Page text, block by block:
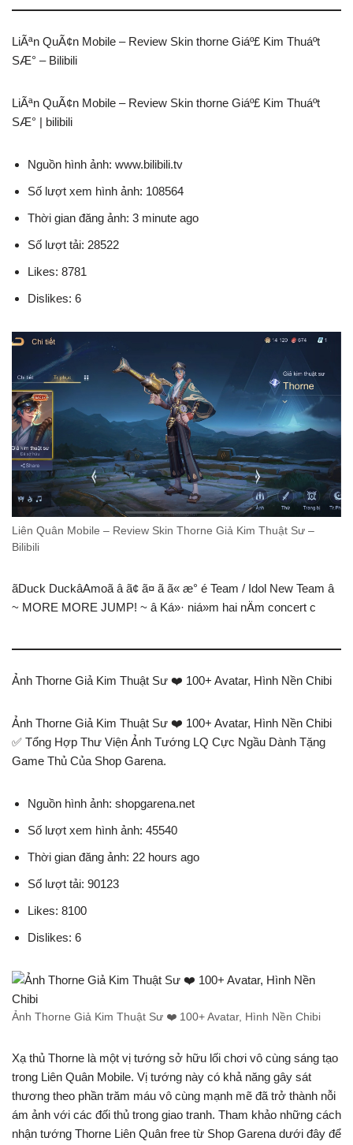
LiÃªn QuÃ¢n Mobile – Review Skin thorne Giáº£ Kim Thuáº­t
SÆ° – Bilibili
LiÃªn QuÃ¢n Mobile – Review Skin thorne Giáº£ Kim Thuáº­t
SÆ° | bilibili
Nguồn hình ảnh: www.bilibili.tv
Số lượt xem hình ảnh: 108564
Thời gian đăng ảnh: 3 minute ago
Số lượt tải: 28522
Likes: 8781
Dislikes: 6
Liên Quân Mobile – Review Skin Thorne Giả Kim Thuật Sư –
Bilibili
ãDuck DuckâAmoã â­ ã¢ ã¤ ã ã« æ° é­ Team / Idol New Team â­
~ MORE MORE JUMP! ~ â­ Ká»· niá»m hai nÄm concert c
Ảnh Thorne Giả Kim Thuật Sư ❤️️ 100+ Avatar, Hình Nền Chibi
Ảnh Thorne Giả Kim Thuật Sư ❤️️ 100+ Avatar, Hình Nền Chibi
✅ Tổng Hợp Thư Viện Ảnh Tướng LQ Cực Ngầu Dành Tặng
Game Thủ Của Shop Garena.
Nguồn hình ảnh: shopgarena.net
Số lượt xem hình ảnh: 45540
Thời gian đăng ảnh: 22 hours ago
Số lượt tải: 90123
Likes: 8100
Dislikes: 6
Ảnh Thorne Giả Kim Thuật Sư ❤️️ 100+ Avatar, Hình Nền Chibi
Xạ thủ Thorne là một vị tướng sở hữu lối chơi vô cùng sáng tạo
trong Liên Quân Mobile. Vị tướng này có khả năng gây sát
thương theo phần trăm máu vô cùng mạnh mẽ đã trở thành nỗi
ám ảnh với các đối thủ trong giao tranh. Tham khảo những cách
nhận tướng Thorne Liên Quân free từ Shop Garena dưới đây để